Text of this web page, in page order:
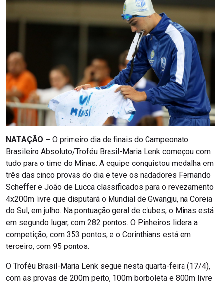
NATAÇÃO – O primeiro dia de finais do Campeonato
Brasileiro Absoluto/Troféu Brasil-Maria Lenk começou com
tudo para o time do Minas. A equipe conquistou medalha em
três das cinco provas do dia e teve os nadadores Fernando
Scheffer e João de Lucca classificados para o revezamento
4x200m livre que disputará o Mundial de Gwangju, na Coreia
do Sul, em julho. Na pontuação geral de clubes, o Minas está
em segundo lugar, com 282 pontos. O Pinheiros lidera a
competição, com 353 pontos, e o Corinthians está em
terceiro, com 95 pontos.
O Troféu Brasil-Maria Lenk segue nesta quarta-feira (17/4),
com as provas de 200m peito, 100m borboleta e 800m livre